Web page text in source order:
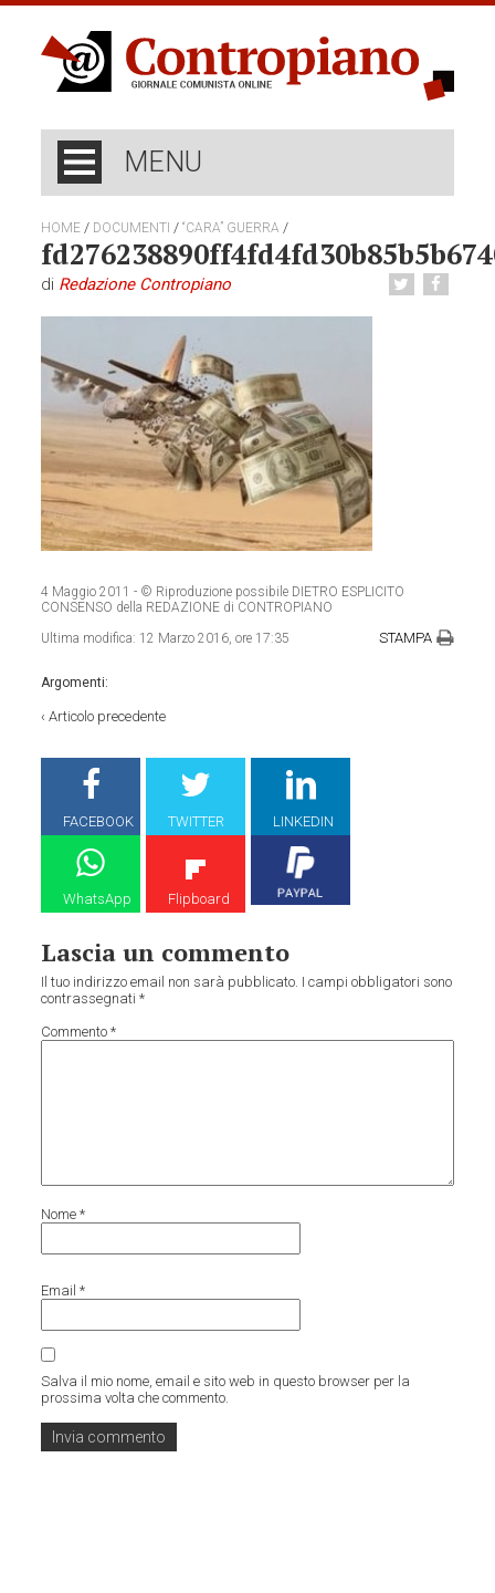
MENU
HOME / DOCUMENTI /“CARA” GUERRA /
di Redazione Contropiano
4 Maggio 2011 - © Riproduzione possibile DIETRO ESPLICITO
CONSENSO della REDAZIONE di CONTROPIANO
Ultima modifica: 12 Marzo 2016, ore 17:35 STAMPA
Argomenti:
‹Articolo precedente
FACEBOOK TWITTER LINKEDIN
WhatsApp Flipboard
Lascia un commento
Il tuo indirizzo email non sarà pubblicato. I campi obbligatori sono
contrassegnati*
Commento*
Nome*
Email*
Salva il mio nome, email e sito web in questo browser per la
prossima volta che commento.